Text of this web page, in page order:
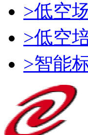
>低空
>低空
>智能